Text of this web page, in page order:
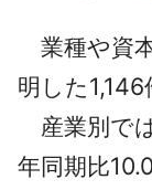
業種や資
明した1,146
産業別で
年同期比